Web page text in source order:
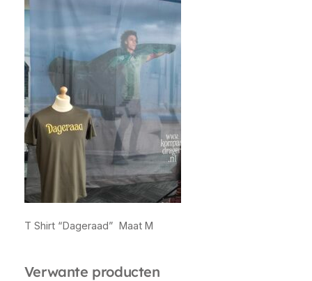
r
a
d
"
M
a
a
t
M
a
a
n
tT Shirt “Dageraad” Maat M
Verwante producten